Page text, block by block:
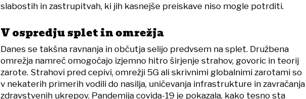
slabostih in zastrupitvah, ki jih kasnejše preiskave niso mogle potrditi.
V ospredju splet in omrežja
Danes se takšna ravnanja in občutja selijo predvsem na splet. Družbena
omrežja namreč omogočajo izjemno hitro širjenje strahov, govoric in teorij
zarote. Strahovi pred cepivi, omrežji 5G ali skrivnimi globalnimi zarotami so
v nekaterih primerih vodili do nasilja, uničevanja infrastrukture in zavračanja
zdravstvenih ukrepov. Pandemija covida-19 je pokazala, kako tesno sta